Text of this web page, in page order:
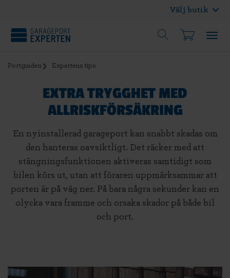
Välj butik
Portguiden Expertens tips
EXTRA TRYGGHET MED
ALLRISKFÖRSÄKRING
En nyinstallerad garageport kan snabbt skadas om
den hanteras oavsiktligt. Det räcker med att
stängningsfunktionen aktiveras samtidigt som
bilen körs ut, utan att föraren uppmärksammar att
porten är på väg ner. På bara några sekunder kan en
olycka vara framme och orsaka skador på både bil
och port.